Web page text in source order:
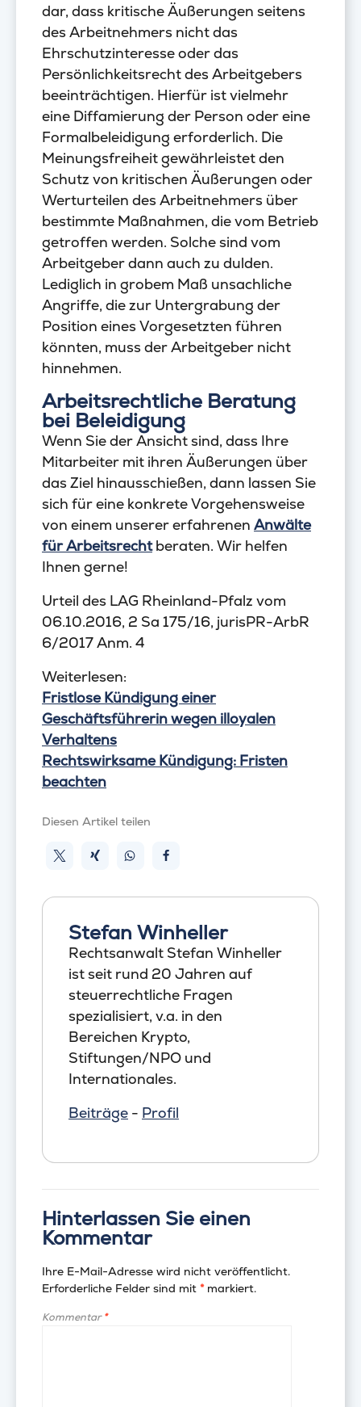
dar, dass kritische Äußerungen seitens
des Arbeitnehmers nicht das
Ehrschutzinteresse oder das
Persönlichkeitsrecht des Arbeitgebers
beeinträchtigen. Hierfür ist vielmehr
eine Diffamierung der Person oder eine
Formalbeleidigung erforderlich. Die
Meinungsfreiheit gewährleistet den
Schutz von kritischen Äußerungen oder
Werturteilen des Arbeitnehmers über
bestimmte Maßnahmen, die vom Betrieb
getroffen werden. Solche sind vom
Arbeitgeber dann auch zu dulden.
Lediglich in grobem Maß unsachliche
Angriffe, die zur Untergrabung der
Position eines Vorgesetzten führen
könnten, muss der Arbeitgeber nicht
hinnehmen.
Arbeitsrechtliche Beratung
bei Beleidigung
Wenn Sie der Ansicht sind, dass Ihre
Mitarbeiter mit ihren Äußerungen über
das Ziel hinausschießen, dann lassen Sie
sich für eine konkrete Vorgehensweise
von einem unserer erfahrenen Anwälte
für Arbeitsrechtberaten. Wir helfen
Ihnen gerne!
Urteil des LAG Rheinland-Pfalz vom
06.10.2016, 2 Sa 175/16, jurisPR-ArbR
6/2017 Anm. 4
Weiterlesen:
Fristlose Kündigung einer
Geschäftsführerin wegen illoyalen
Verhaltens
Rechtswirksame Kündigung: Fristen
beachten
Diesen Artikel teilen
Stefan Winheller
Rechtsanwalt Stefan Winheller
ist seit rund 20 Jahren auf
steuerrechtliche Fragen
spezialisiert, v.a. in den
Bereichen Krypto,
Stiftungen/NPO und
Internationales.
Beiträge - Profil
Hinterlassen Sie einen
Kommentar
Ihre E-Mail-Adresse wird nicht veröffentlicht.
Erforderliche Felder sind mit *markiert.
Kommentar*